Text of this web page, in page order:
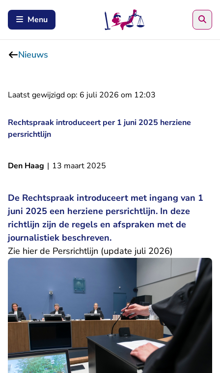
Menu
Nieuws
Laatst gewijzigd op: 6 juli 2026 om 12:03
Rechtspraak introduceert per 1 juni 2025 herziene
persrichtlijn
Den Haag | 13 maart 2025
De Rechtspraak introduceert met ingang van 1
juni 2025 een herziene persrichtlijn. In deze
richtlijn zijn de regels en afspraken met de
journalistiek beschreven.
Zie hier de Persrichtlijn (update juli 2026)